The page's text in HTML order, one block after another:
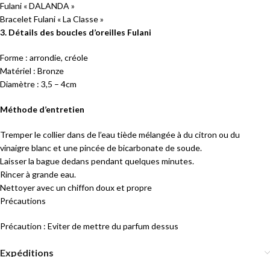
Fulani « DALANDA »
Bracelet Fulani « La Classe »
3. Détails des boucles d’oreilles Fulani
Forme : arrondie, créole
Matériel : Bronze
Diamètre : 3,5 – 4cm
Méthode d’entretien
Tremper le collier dans de l’eau tiède mélangée à du citron ou du
vinaigre blanc et une pincée de bicarbonate de soude.
Laisser la bague dedans pendant quelques minutes.
Rincer à grande eau.
Nettoyer avec un chiffon doux et propre
Précautions
Précaution : Eviter de mettre du parfum dessus
Expéditions